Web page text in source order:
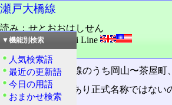
瀬戸大橋線
読み：せとおおはしせん
外語：Seto Oohashi Line
品詞：固有名詞
JR西日本、宇野線のうち岡山〜茶屋町
あくまで通称であり正式名称ではない
▼機能別検索
人気検索語
最近の更新語
今日の用語
おまかせ検索